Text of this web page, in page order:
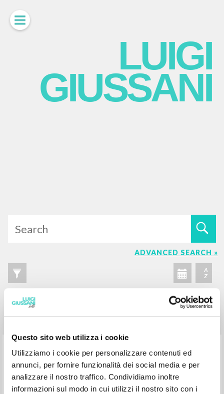
Questo sito web utilizza i cookie
Utilizziamo i cookie per personalizzare contenuti ed
annunci, per fornire funzionalità dei social media e per
analizzare il nostro traffico. Condividiamo inoltre
informazioni sul modo in cui utilizzi il nostro sito con i
LUIGI
GIUSSANI
scritti
ADVANCED SEARCH »